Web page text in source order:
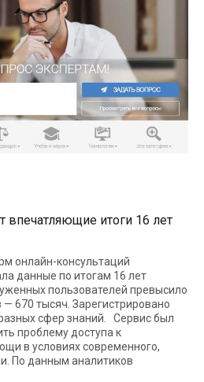
впечатляющие итоги 16 лет
онлайн-консультаций
данные по итогам 16 лет
пользователей превысило
670 тысяч. Зарегистрировано
сфер знаний. Сервис был
проблему доступа к
в условиях современного,
По данным аналитиков